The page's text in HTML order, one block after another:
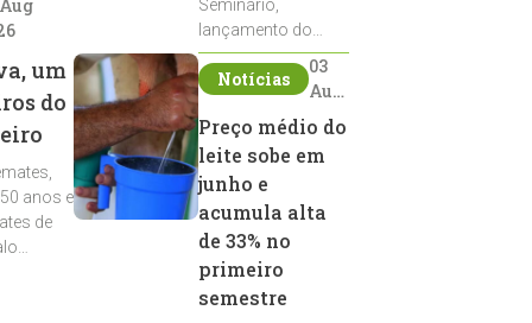
um
do
anos e
de
Seminário,
lançamento do
Sumário de Touros,
debates, podcast,
reprodutores e
homenagens
integram a
programação da
entidade durante a
ExpoGenética 2026
Notícias
03
Aug
2026
Preço médio do
leite sobe em
junho e
acumula alta
de 33% no
primeiro
semestre